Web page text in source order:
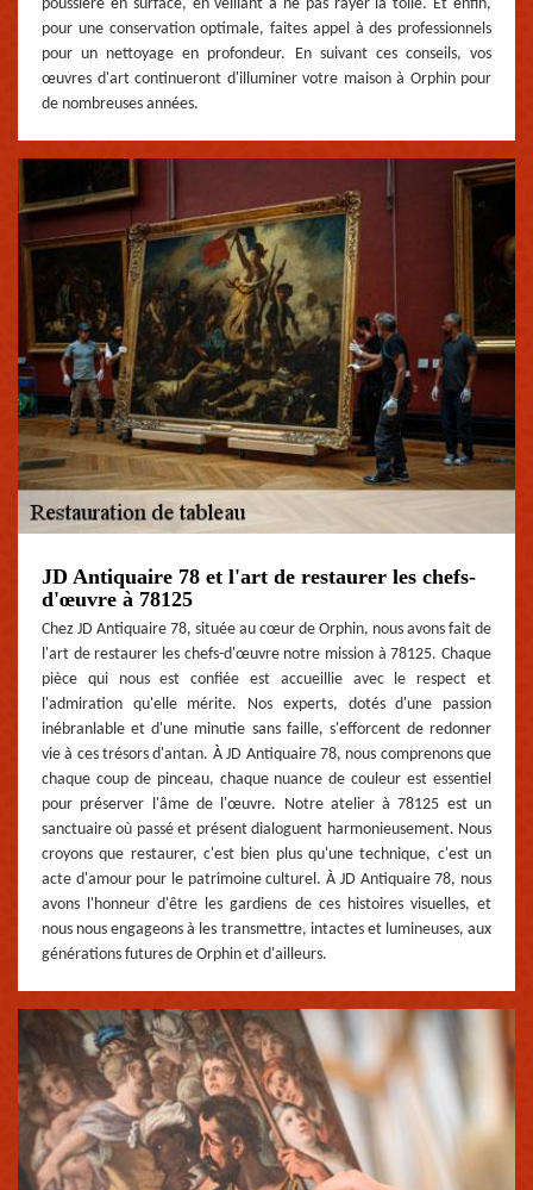
poussière en surface, en veillant à ne pas rayer la toile. Et enfin,
pour une conservation optimale, faites appel à des professionnels
pour un nettoyage en profondeur. En suivant ces conseils, vos
œuvres d'art continueront d'illuminer votre maison à Orphin pour
de nombreuses années.
JD Antiquaire 78 et l'art de restaurer les chefs-
d'œuvre à 78125
Chez JD Antiquaire 78, située au cœur de Orphin, nous avons fait de
l'art de restaurer les chefs-d'œuvre notre mission à 78125. Chaque
pièce qui nous est confiée est accueillie avec le respect et
l'admiration qu'elle mérite. Nos experts, dotés d'une passion
inébranlable et d'une minutie sans faille, s'efforcent de redonner
vie à ces trésors d'antan. À JD Antiquaire 78, nous comprenons que
chaque coup de pinceau, chaque nuance de couleur est essentiel
pour préserver l'âme de l'œuvre. Notre atelier à 78125 est un
sanctuaire où passé et présent dialoguent harmonieusement. Nous
croyons que restaurer, c'est bien plus qu'une technique, c'est un
acte d'amour pour le patrimoine culturel. À JD Antiquaire 78, nous
avons l'honneur d'être les gardiens de ces histoires visuelles, et
nous nous engageons à les transmettre, intactes et lumineuses, aux
générations futures de Orphin et d'ailleurs.